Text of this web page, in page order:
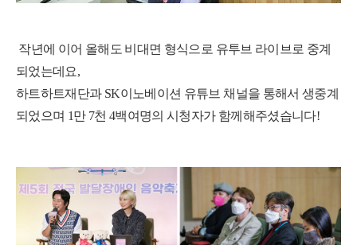
작년에 이어 올해도 비대면 형식으로 유투브 라이브로 중계
되었는데요,
하트하트재단과 SK이노베이션 유튜브 채널을 통해서 생중계
되었으며 1만 7천 4백여명의 시청자가 함께해주셨습니다!